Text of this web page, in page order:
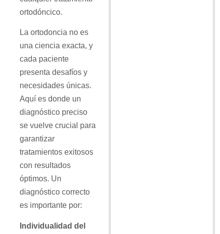
ortodóncico.
La ortodoncia no es
una ciencia exacta, y
cada paciente
presenta desafíos y
necesidades únicas.
Aquí es donde un
diagnóstico preciso
se vuelve crucial para
garantizar
tratamientos exitosos
con resultados
óptimos. Un
diagnóstico correcto
es importante por:
Individualidad del